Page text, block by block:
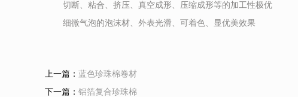
切断、粘合、挤压、真空成形、压缩成形等的加工性极优
细微气泡的泡沫材、外表光滑、可着色、显优美效果
上一篇： 蓝色珍珠棉卷材
下一篇： 铝箔复合珍珠棉